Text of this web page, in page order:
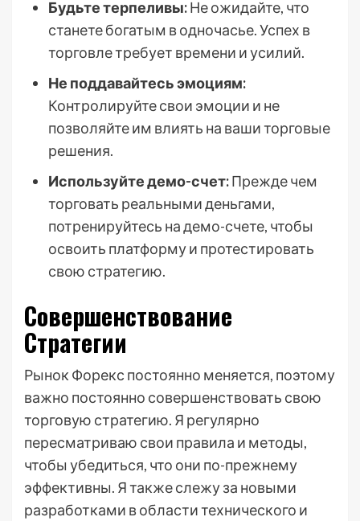
Будьте терпеливы:Не ожидайте, что
станете богатым в одночасье. Успех в
торговле требует времени и усилий.
Не поддавайтесь эмоциям:
Контролируйте свои эмоции и не
позволяйте им влиять на ваши торговые
решения.
Используйте демо-счет:Прежде чем
торговать реальными деньгами,
потренируйтесь на демо-счете, чтобы
освоить платформу и протестировать
свою стратегию.
Совершенствование
Стратегии
Рынок Форекс постоянно меняется, поэтому
важно постоянно совершенствовать свою
торговую стратегию. Я регулярно
пересматриваю свои правила и методы,
чтобы убедиться, что они по-прежнему
эффективны. Я также слежу за новыми
разработками в области технического и